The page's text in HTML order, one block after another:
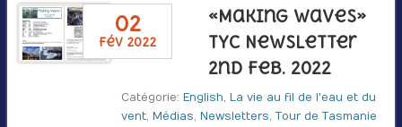
02
fév 2022
«Making Waves»
TYC Newsletter
2nd Feb. 2022
Catégorie: English, La vie au fil de l'eau et du
vent, Médias, Newsletters, Tour de Tasmanie